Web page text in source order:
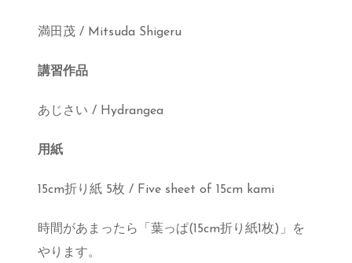
満田茂 / Mitsuda Shigeru
講習作品
あじさい / Hydrangea
用紙
15cm折り紙 5枚 / Five sheet of 15cm kami
時間があまったら「葉っぱ(15cm折り紙1枚)」を
やります。